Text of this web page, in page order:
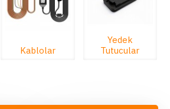
Kablolar
Yedek
Tutucular